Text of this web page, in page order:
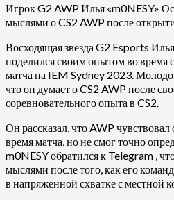
Игрок G2 AWP Илья «m0NESY»
мыслями о CS2 AWP после
Восходящая звезда G2 Esports
поделился своим опытом во время
матча на IEM Sydney 2023.
что он думает о CS2 AWP после
соревновательного опыта в CS2.
Он рассказал, что AWP
время матча, но не смог точно
m0NESY обратился к Telegram ,
мыслями после того, как его
в напряженной схватке с местной